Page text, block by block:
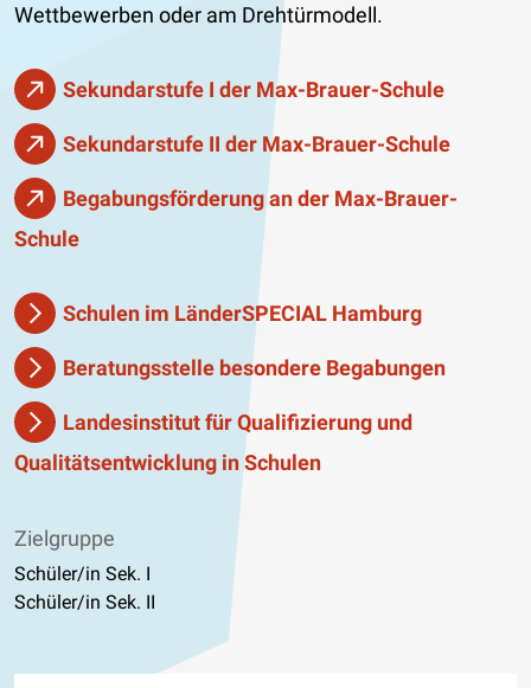
Wettbewerben oder am Drehtürmodell.
Sekundarstufe I der Max-Brauer-Schule
Sekundarstufe II der Max-Brauer-Schule
Begabungsförderung an der Max-Brauer-
Schule
Schulen im LänderSPECIAL Hamburg
Beratungsstelle besondere Begabungen
Landesinstitut für Qualifizierung und
Qualitätsentwicklung in Schulen
Zielgruppe
Schüler/in Sek. I
Schüler/in Sek. II